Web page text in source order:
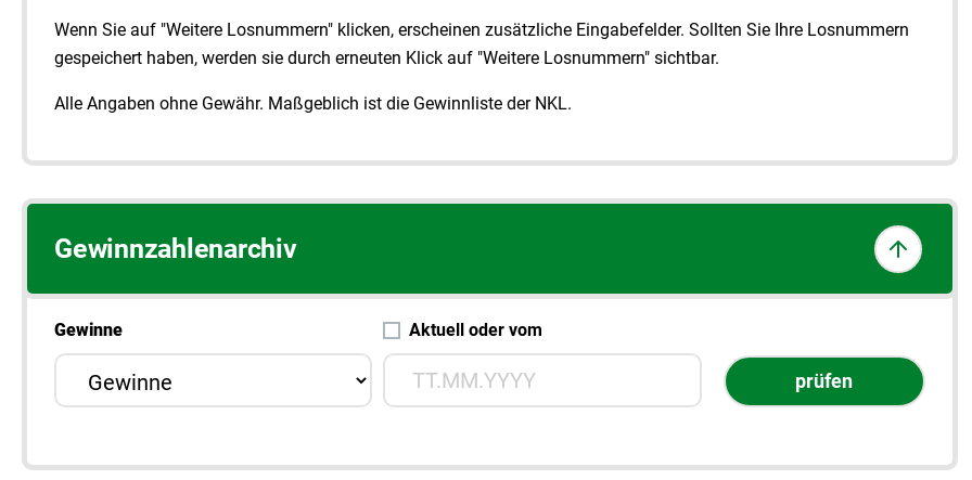
Wenn Sie auf "Weitere Losnummern" klicken, erscheinen zusätzliche Eingabefelder. Sollten Sie Ihre Losnummern
gespeichert haben, werden sie durch erneuten Klick auf "Weitere Losnummern" sichtbar.
Alle Angaben ohne Gewähr. Maßgeblich ist die Gewinnliste der NKL.
Gewinnzahlenarchiv
Gewinne Aktuell oder vom
Wunsch-Tag
prüfen